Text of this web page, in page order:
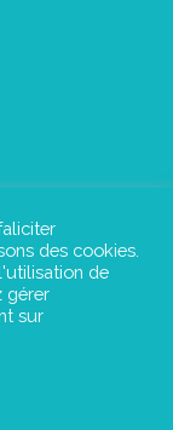
des cookies.
de
gérer
sur